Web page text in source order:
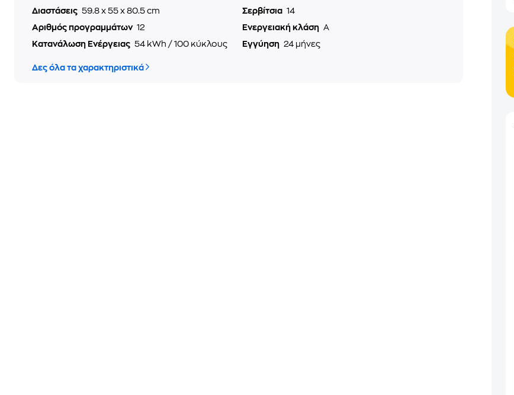
Διαστάσεις 59.8 x 55 x 80.5 cm Σερβίτσια 14
Αριθμός προγραμμάτων 12 Ενεργειακή κλάση A
Κατανάλωση Ενέργειας 54 kWh / 100 κύκλους Εγγύηση 24 μήνες
Δες όλα τα χαρακτηριστικά